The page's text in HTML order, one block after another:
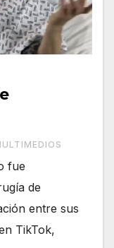
fue
de
entre sus
TikTok,